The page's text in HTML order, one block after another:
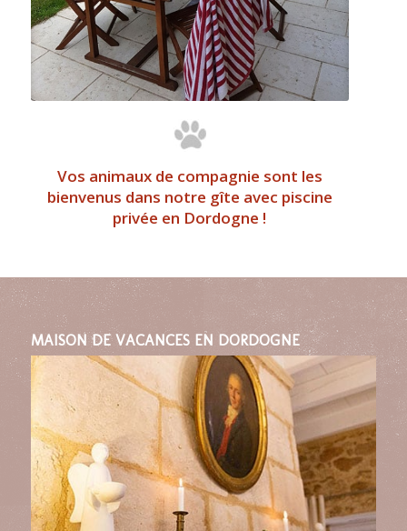
Vos animaux de compagnie sont les
bienvenus dans notre gîte avec piscine
privée en Dordogne !
MAISON DE VACANCES EN DORDOGNE